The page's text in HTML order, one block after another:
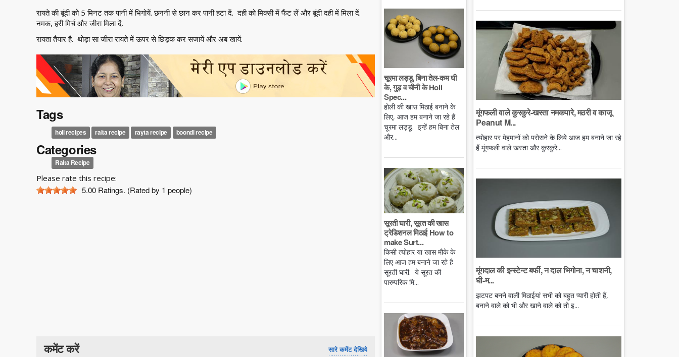
रायते की बूंदी को 5 मिनट तक पानी में भिगोयें. छननी से छान कर पानी हटा दें. दही को मिक्सी में फैंट लें और बूंदी दही में मिला दें.
नमक, हरी मिर्च और जीरा मिला दें.
रायता तैयार है. थोड़ा सा जीरा रायते में ऊपर से छिड़क कर सजायें और अब खायें.
Tags
holi recipes raita recipe rayta recipe boondi recipe
Categories
Raita Recipe
Please rate this recipe:
5.00 Ratings. (Rated by 1 people)
कमेंट करें सारे कमेंट देखिये
चूरमा लड्डू, बिना तेल-कम घी
के, गुड़ व चीनी के Holi
Spec...
होली की खास मिठाई बनाने के
लिए, आज हम बनाने जा रहे हैं
चूरमा लड्डू. इन्हें हम बिना तेल
और...
सूरती घारी, सूरत की खास
ट्रेडिशनल मिठाई How to
make Surt...
किसी त्योहार या खास मौके के
लिए आज हम बनाने जा रहे है
सूरती घारी. ये सूरत की
पारम्परिक मि...
मूंगफली वाले कुरकुरे-खस्ता नमकपारे, मठरी व काजू
Peanut M...
त्योहार पर मेहमानों को परोसने के लिये आज हम बनाने जा रहे
हैं मूंगफली वाले खस्ता और कुरकुरे...
मूंगदाल की इन्स्टेन्ट बर्फी, न दाल भिगोना, न चाशनी,
घी-म...
झटपट बनने वाली मिठाईयां सभी को बहुत प्यारी होती हैं,
बनाने वाले को भी और खाने वाले को तो इ...